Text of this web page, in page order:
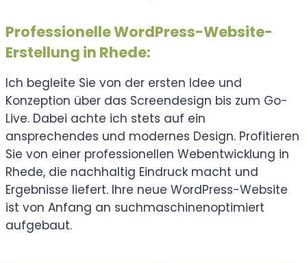
Professionelle WordPress-Website-
Erstellung in Rhede:
Ich begleite Sie von der ersten Idee und
Konzeption über das Screendesign bis zum Go-
Live. Dabei achte ich stets auf ein
ansprechendes und modernes Design. Profitieren
Sie von einer professionellen Webentwicklung in
Rhede, die nachhaltig Eindruck macht und
Ergebnisse liefert. Ihre neue WordPress-Website
ist von Anfang an suchmaschinenoptimiert
aufgebaut.